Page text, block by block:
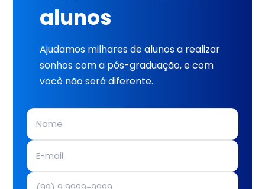
alunos
Ajudamos milhares de alunos a realizar
sonhos com a pós-graduação, e com
você não será diferente.